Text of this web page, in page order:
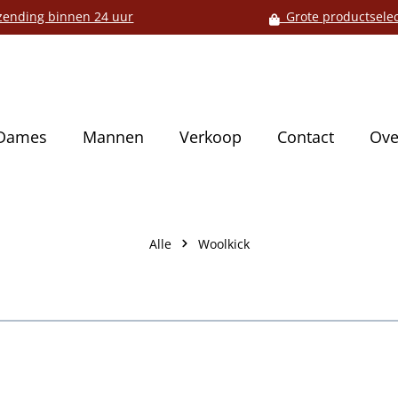
binnen 24 uur Grote
Mannen Verkoop Contact
Alle Woolkick